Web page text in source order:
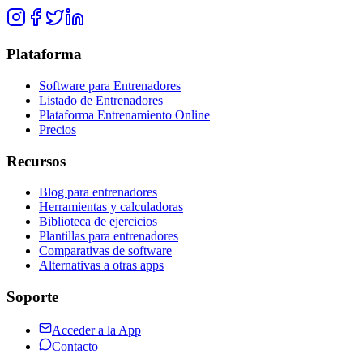
Plataforma
Software para Entrenadores
Listado de Entrenadores
Plataforma Entrenamiento Online
Precios
Recursos
Blog para entrenadores
Herramientas y calculadoras
Biblioteca de ejercicios
Plantillas para entrenadores
Comparativas de software
Alternativas a otras apps
Soporte
Acceder a la App
Contacto